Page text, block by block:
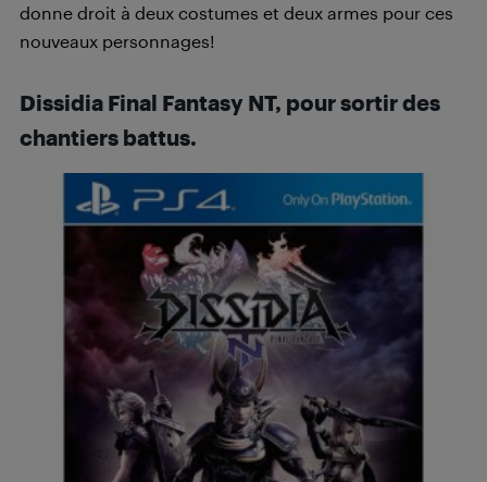
donne droit à deux costumes et deux armes pour ces
nouveaux personnages!
Dissidia Final Fantasy NT, pour sortir des
chantiers battus.